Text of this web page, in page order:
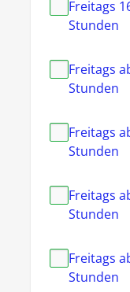
Freitags
Stunden
Freitags
Stunden
Freitags
Stunden
Freitags
Stunden
Freitags
Stunden